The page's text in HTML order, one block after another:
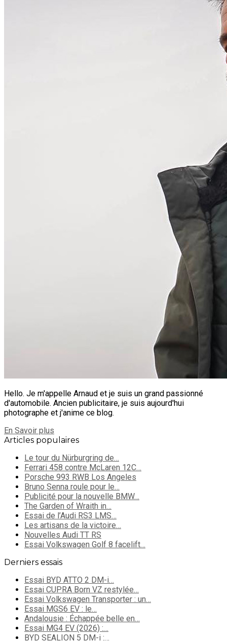
Hello. Je m'appelle Arnaud et je suis un grand passionné
d'automobile. Ancien publicitaire, je suis aujourd'hui
photographe et j'anime ce blog.
En Savoir plus
Articles populaires
Le tour du Nürburgring de…
Ferrari 458 contre McLaren 12C…
Porsche 993 RWB Los Angeles
Bruno Senna roule pour le…
Publicité pour la nouvelle BMW…
The Garden of Wraith in…
Essai de l’Audi RS3 LMS…
Les artisans de la victoire…
Nouvelles Audi TT RS
Essai Volkswagen Golf 8 facelift…
Derniers essais
Essai BYD ATTO 2 DM-i…
Essai CUPRA Born VZ restylée…
Essai Volkswagen Transporter : un…
Essai MGS6 EV : le…
Andalousie : Échappée belle en…
Essai MG4 EV (2026) :…
BYD SEALION 5 DM-i :…